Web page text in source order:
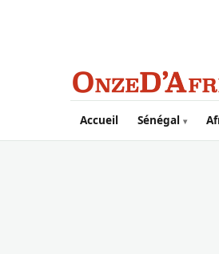
Aller au contenu principal
Accueil Sénégal